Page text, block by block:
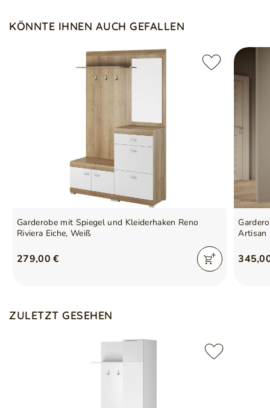
KÖNNTE IHNEN AUCH GEFALLEN
Garderobe mit Spiegel und Kleiderhaken Reno
Riviera Eiche, Weiß
279,00 €
Artisan
ZULETZT GESEHEN